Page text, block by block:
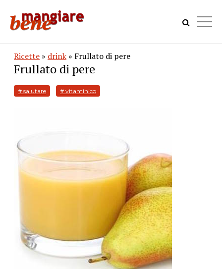
Ricette » drink » Frullato di pere
Frullato di pere
# salutare # vitaminico